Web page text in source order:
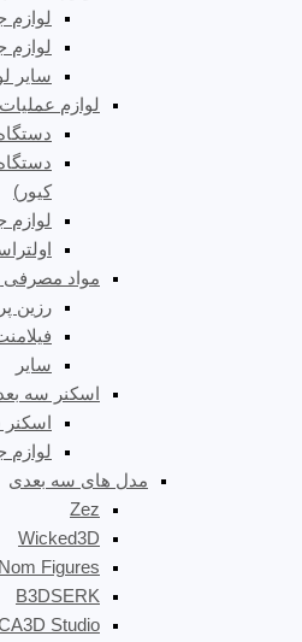
لوازم
لوازم
سایر
لوازم
کیور)
لوازم
مواد مصرفی
رزین
سایر
اسکنر سه
اسکنر
لوازم
مدل های سه بعدی
Zez
Wicked3D
Figures
B3DSERK
Studio